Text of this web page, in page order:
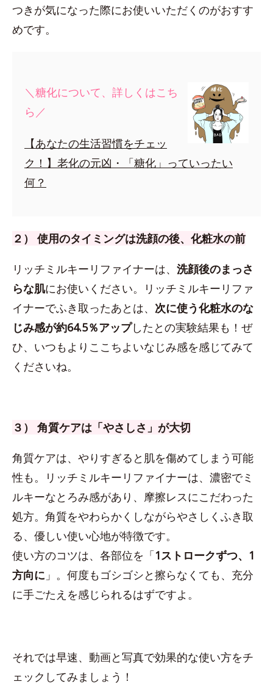
つきが気になった際にお使いいただくのがおすす
めです。
＼糖化について、詳しくはこち
ら／
【あなたの生活習慣をチェッ
ク！】老化の元凶・「糖化」っていったい
何？
２） 使用のタイミングは洗顔の後、化粧水の前
リッチミルキーリファイナーは、 洗顔後のまっさ
らな肌にお使いください。リッチミルキーリファ
イナーでふき取ったあとは、 次に使う化粧水のな
じみ感が約64.5％アップしたとの実験結果も！ぜ
ひ、いつもよりここちよいなじみ感を感じてみて
くださいね。
３） 角質ケアは「やさしさ」が大切
角質ケアは、やりすぎると肌を傷めてしまう可能
性も。リッチミルキーリファイナーは、濃密でミ
ルキーなとろみ感があり、摩擦レスにこだわった
処方。角質をやわらかくしながらやさしくふき取
る、優しい使い心地が特徴です。
使い方のコツは、各部位を「1ストロークずつ、1
方向に 」。何度もゴシゴシと擦らなくても、充分
に手ごたえを感じられるはずですよ。
それでは早速、動画と写真で効果的な使い方をチ
ェックしてみましょう！